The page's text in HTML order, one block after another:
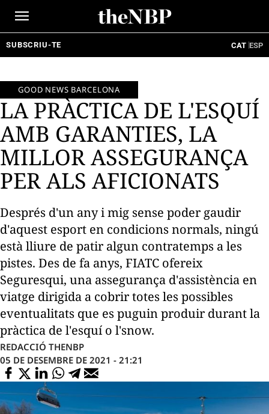
SUBSCRIU-TE CAT ESP
GOOD NEWS BARCELONA
LA PRÀCTICA DE L'ESQUÍ
AMB GARANTIES, LA
MILLOR ASSEGURANÇA
PER ALS AFICIONATS
Després d'un any i mig sense poder gaudir
d'aquest esport en condicions normals, ningú
està lliure de patir algun contratemps a les
pistes. Des de fa anys, FIATC ofereix
Seguresqui, una assegurança d'assistència en
viatge dirigida a cobrir totes les possibles
eventualitats que es puguin produir durant la
pràctica de l'esquí o l'snow.
REDACCIÓ THENBP
05 DE DESEMBRE DE 2021 - 21:21